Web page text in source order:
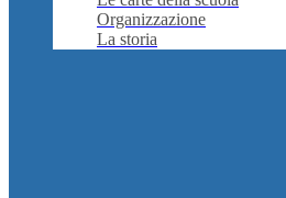
Organizzazione
La storia